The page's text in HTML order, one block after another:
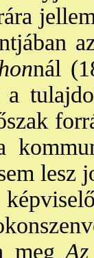
nál
a
lesz
meg